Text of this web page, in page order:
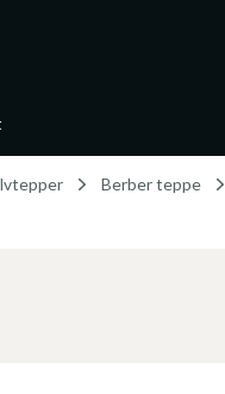
Berber teppe